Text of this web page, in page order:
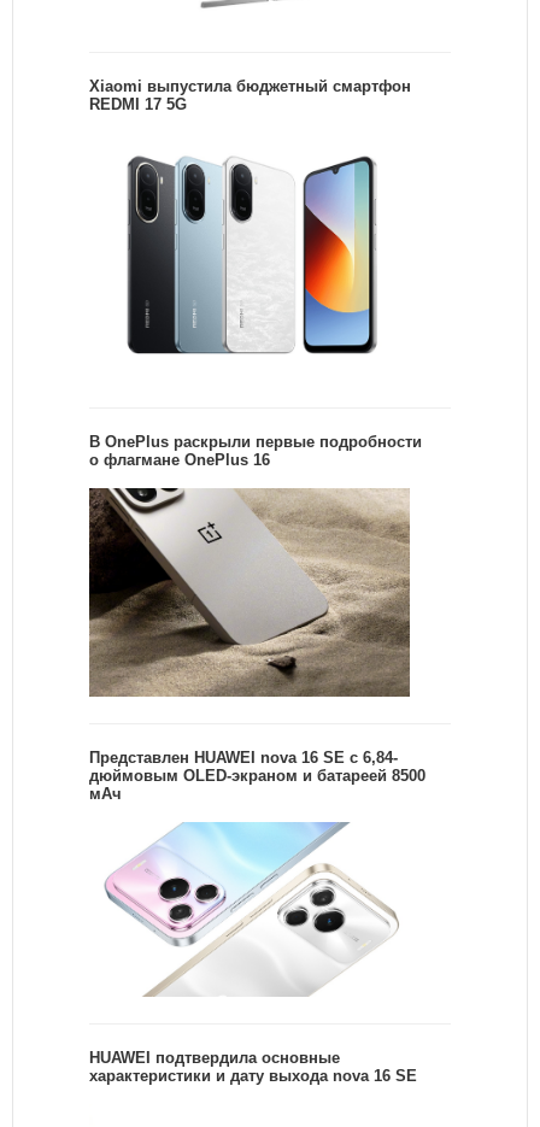
Xiaomi выпустила бюджетный смартфон
REDMI 17 5G
В OnePlus раскрыли первые подробности
о флагмане OnePlus 16
Представлен HUAWEI nova 16 SE с 6,84-
дюймовым OLED-экраном и батареей 8500
мАч
HUAWEI подтвердила основные
характеристики и дату выхода nova 16 SE